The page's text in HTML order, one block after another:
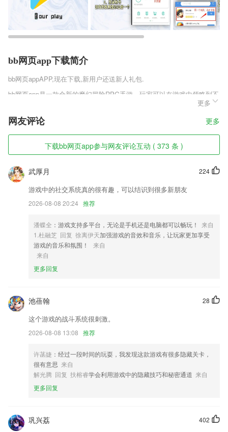
bb网页app下载简介
bb网页appAPP,现在下载,新用户还送新人礼包.
bb网页app是一款全新的魔幻冒险RPG手游，玩家可以在游戏中领略到不
一样的战斗世界，这里充满着危险的同时也有机遇相伴，如果能够斩杀强
大的领主，那么也能够获得相应的回报，大量的经验、资源以及顶级武
器，能够让你的实力突飞猛进，这样就能很轻松的应对接下来的挑战了。
bb网页app软件特色
1,更有全国各地方言听书模式，乐趣无穷
2,对我的推荐进行查看，及时的知道我推荐的商品信息；
3,隐私保护：在这里我们对你的隐私进行一个全面的保护！
4,还有夜间模式哦！快来试试吧
晓外面的事件。
6,提供学习工具、教学资源、听力测评、口语测评等功能。
bb网页app软件优势
有官方解释和答题技巧；
2.·规整的应用界面布局，让人心情愉悦，更喜欢学习
3.全书中文翻译
5.家有学霸搭载的全新技术，能让老师和学生在上课过程中实现语音、视
频、文字以及多媒体互动，在线1对1和小班课的效果在2265几乎可以做
到跟老师面对面辅导没有差别，家长随时远程旁听、自动记录课堂笔记、
智能错题本等功能，进一步提高孩子的学习效果。
版社录制，语音清晰纯正，从口语、听力等方面给孩子营造一个真实的语
言环境，全方位提高孩子语言学习能力。
更多
网友评论 更多
下载bb网页app参与网友评论互动 ( 373 条 )
224
武厚月
游戏中的社交系统真的很有趣，可以结识到很多新朋友
2026-08-08 20:24 推荐
潘蝶全 ：游戏支持多平台，无论是手机还是电脑都可以畅玩！
来自
1.杜融芝 回复 徐离伊天加强游戏的音效和音乐，让玩家更加享受
游戏的音乐和氛围！
来自
来自
更多回复
28
池蓓翰
这个游戏的战斗系统很刺激。
2026-08-08 13:08 推荐
许菡婕 ：经过一段时间的玩耍，我发现这款游戏有很多隐藏关卡，
很有意思 来自
解光腾 回复 扶榕睿学会利用游戏中的隐藏技巧和秘密通道 来自
更多回复
402
巩兴荔